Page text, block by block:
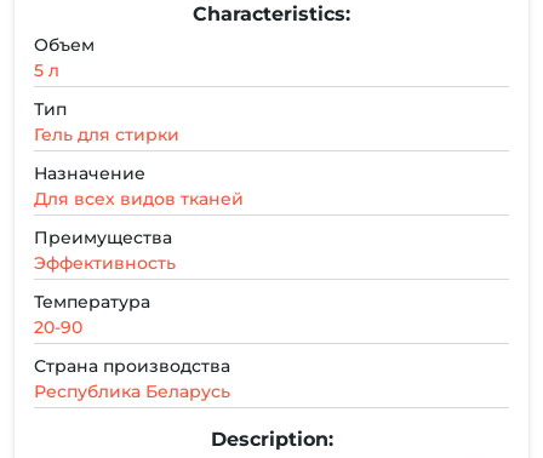
Characteristics:
Объем
5 л
Тип
Гель для стирки
Назначение
Для всех видов тканей
Преимущества
Эффективность
Температура
20-90
Страна производства
Республика Беларусь
Description: